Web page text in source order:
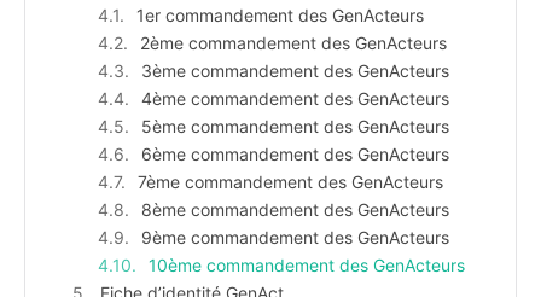
1er commandement des GenActeurs
2ème commandement des GenActeurs
3ème commandement des GenActeurs
4ème commandement des GenActeurs
5ème commandement des GenActeurs
6ème commandement des GenActeurs
7ème commandement des GenActeurs
8ème commandement des GenActeurs
9ème commandement des GenActeurs
10ème commandement des GenActeurs